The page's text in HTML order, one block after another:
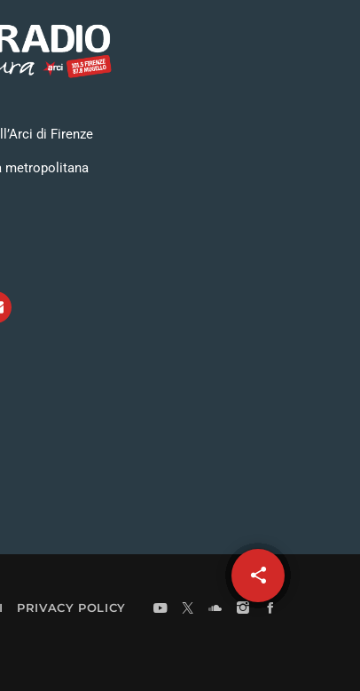
share
email
di Firenze
metropolitana
PRIVACY POLICY